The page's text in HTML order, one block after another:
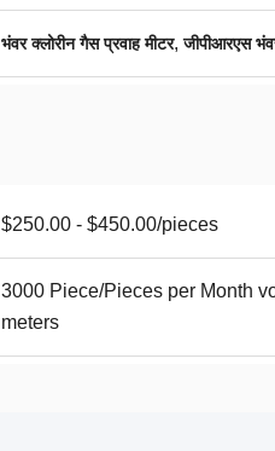
भंवर क्लोरीन गैस प्रवाह मीटर,जीपीआरएस
$250.00 - $450.00/pieces
3000 Piece/Pieces per Month
meters